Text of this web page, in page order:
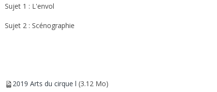
Sujet 1 : L'envol
Sujet 2 : Scénographie
2019 Arts du cirque l (3.12 Mo)